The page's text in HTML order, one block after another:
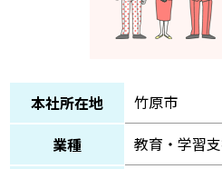
本社所在地
竹原市
業種
教育・学習